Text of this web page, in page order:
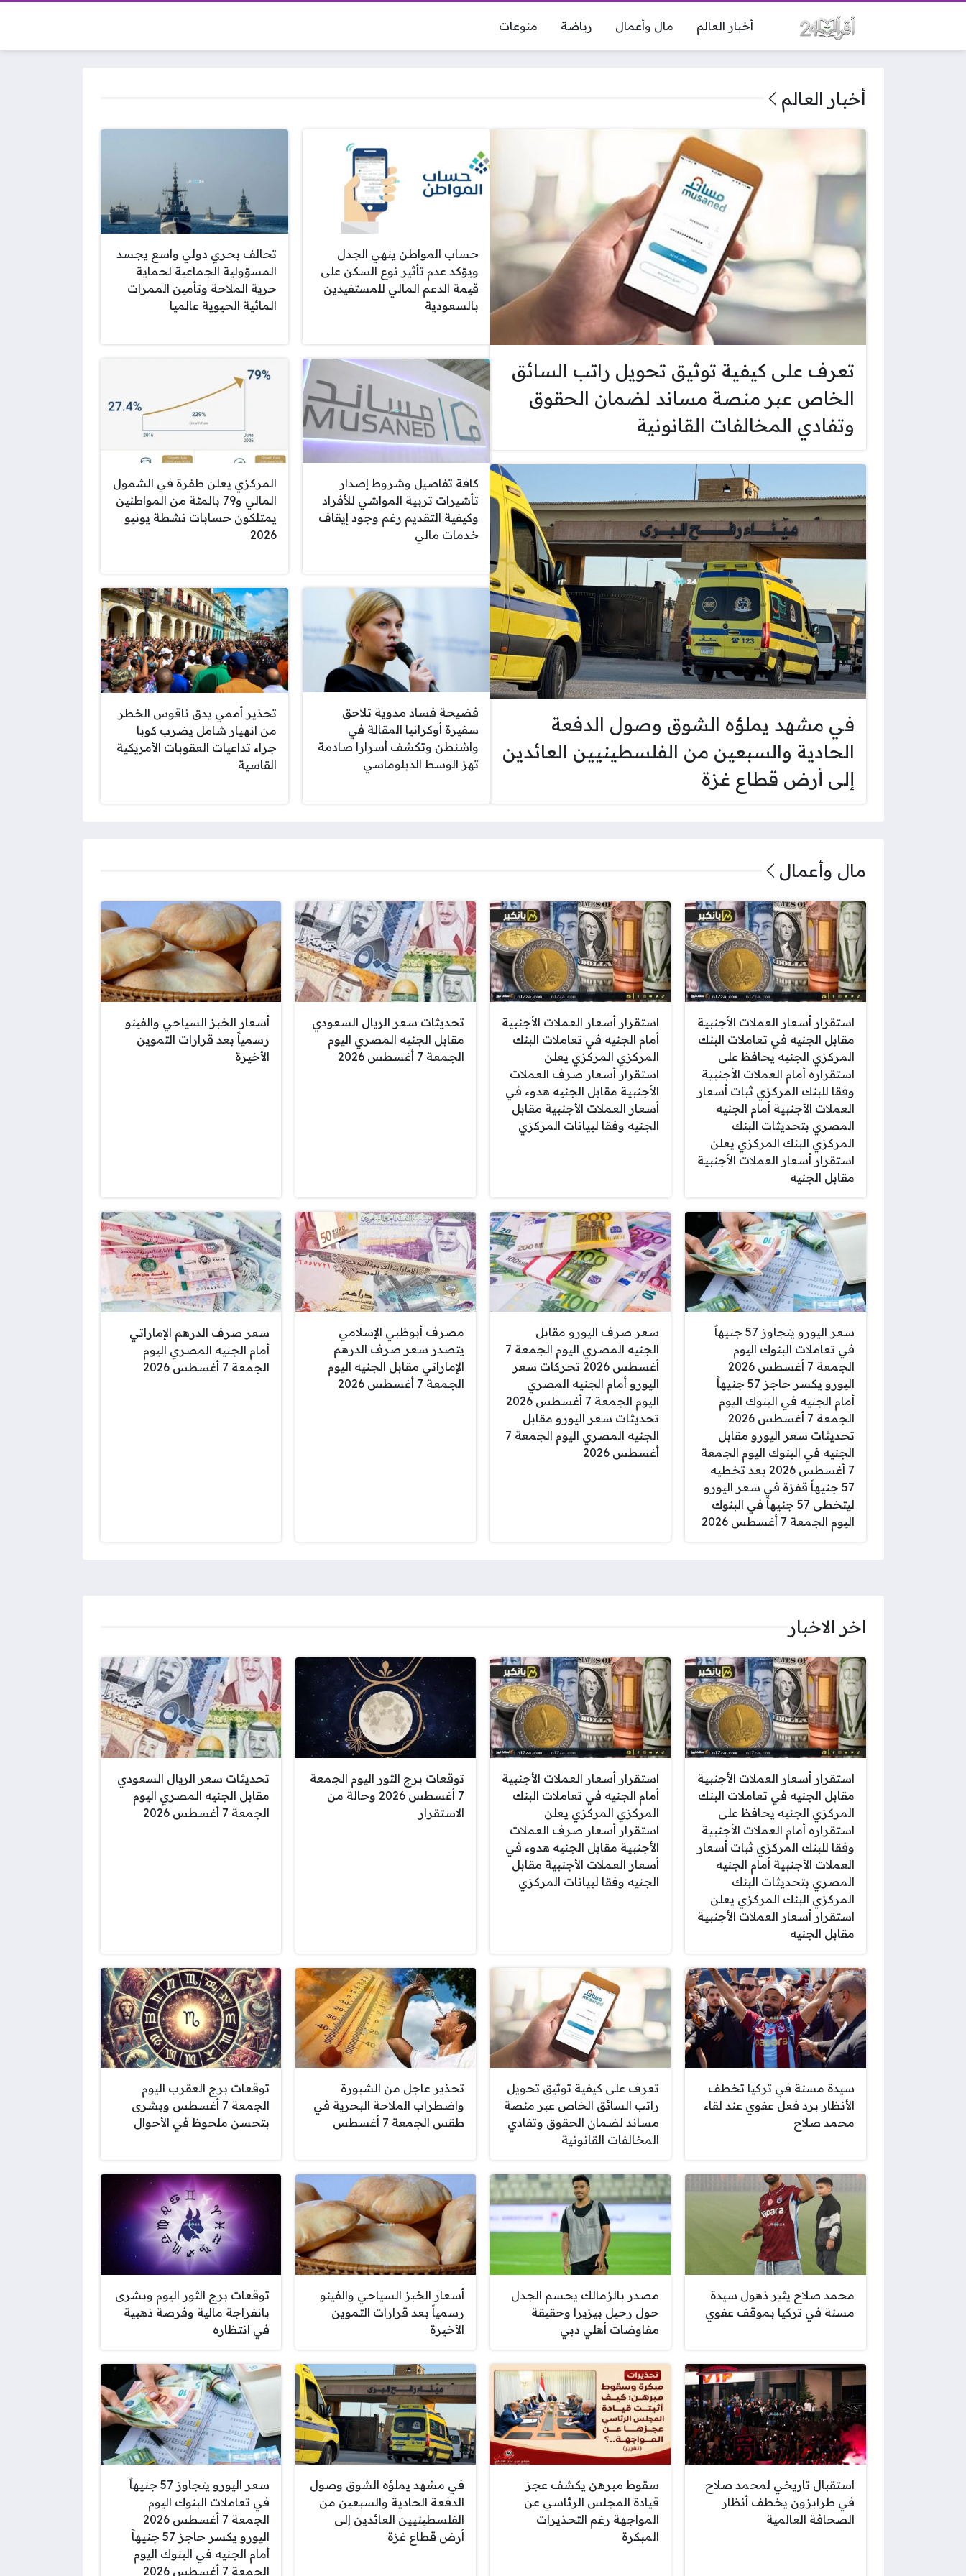
أخبار العالم مال وأعمال رياضة منوعات
أخبار العالم
تعرف على كيفية توثيق تحويل راتب السائق
الخاص عبر منصة مساند لضمان الحقوق
وتفادي المخالفات القانونية
في مشهد يملؤه الشوق وصول الدفعة
الحادية والسبعين من الفلسطينيين العائدين
إلى أرض قطاع غزة
حساب المواطن ينهي الجدل
ويؤكد عدم تأثير نوع السكن على
قيمة الدعم المالي للمستفيدين
بالسعودية
تحالف بحري دولي واسع يجسد
المسؤولية الجماعية لحماية
حرية الملاحة وتأمين الممرات
المائية الحيوية عالميا
كافة تفاصيل وشروط إصدار
تأشيرات تربية المواشي للأفراد
وكيفية التقديم رغم وجود إيقاف
خدمات مالي
المركزي يعلن طفرة في الشمول
المالي و79 بالمئة من المواطنين
يمتلكون حسابات نشطة يونيو
2026
فضيحة فساد مدوية تلاحق
سفيرة أوكرانيا المقالة في
واشنطن وتكشف أسرارا صادمة
تهز الوسط الدبلوماسي
تحذير أممي يدق ناقوس الخطر
من انهيار شامل يضرب كوبا
جراء تداعيات العقوبات الأمريكية
القاسية
مال وأعمال
استقرار أسعار العملات الأجنبية
مقابل الجنيه في تعاملات البنك
المركزي الجنيه يحافظ على
استقراره أمام العملات الأجنبية
وفقا للبنك المركزي ثبات أسعار
العملات الأجنبية أمام الجنيه
المصري بتحديثات البنك
المركزي البنك المركزي يعلن
استقرار أسعار العملات الأجنبية
مقابل الجنيه
استقرار أسعار العملات الأجنبية
أمام الجنيه في تعاملات البنك
المركزي المركزي يعلن
استقرار أسعار صرف العملات
الأجنبية مقابل الجنيه هدوء في
أسعار العملات الأجنبية مقابل
الجنيه وفقا لبيانات المركزي
تحديثات سعر الريال السعودي
مقابل الجنيه المصري اليوم
الجمعة 7 أغسطس 2026
أسعار الخبز السياحي والفينو
رسمياً بعد قرارات التموين
الأخيرة
سعر اليورو يتجاوز 57 جنيهاً
في تعاملات البنوك اليوم
الجمعة 7 أغسطس 2026
اليورو يكسر حاجز 57 جنيهاً
أمام الجنيه في البنوك اليوم
الجمعة 7 أغسطس 2026
تحديثات سعر اليورو مقابل
الجنيه في البنوك اليوم الجمعة
7 أغسطس 2026 بعد تخطيه
57 جنيهاً قفزة في سعر اليورو
ليتخطى 57 جنيهاً في البنوك
اليوم الجمعة 7 أغسطس 2026
سعر صرف اليورو مقابل
الجنيه المصري اليوم الجمعة 7
أغسطس 2026 تحركات سعر
اليورو أمام الجنيه المصري
اليوم الجمعة 7 أغسطس 2026
تحديثات سعر اليورو مقابل
الجنيه المصري اليوم الجمعة 7
أغسطس 2026
مصرف أبوظبي الإسلامي
يتصدر سعر صرف الدرهم
الإماراتي مقابل الجنيه اليوم
الجمعة 7 أغسطس 2026
سعر صرف الدرهم الإماراتي
أمام الجنيه المصري اليوم
الجمعة 7 أغسطس 2026
اخر الاخبار
استقرار أسعار العملات الأجنبية
مقابل الجنيه في تعاملات البنك
المركزي الجنيه يحافظ على
استقراره أمام العملات الأجنبية
وفقا للبنك المركزي ثبات أسعار
العملات الأجنبية أمام الجنيه
المصري بتحديثات البنك
المركزي البنك المركزي يعلن
استقرار أسعار العملات الأجنبية
مقابل الجنيه
استقرار أسعار العملات الأجنبية
أمام الجنيه في تعاملات البنك
المركزي المركزي يعلن
استقرار أسعار صرف العملات
الأجنبية مقابل الجنيه هدوء في
أسعار العملات الأجنبية مقابل
الجنيه وفقا لبيانات المركزي
توقعات برج الثور اليوم الجمعة
7 أغسطس 2026 وحالة من
الاستقرار
تحديثات سعر الريال السعودي
مقابل الجنيه المصري اليوم
الجمعة 7 أغسطس 2026
سيدة مسنة في تركيا تخطف
الأنظار برد فعل عفوي عند لقاء
محمد صلاح
تعرف على كيفية توثيق تحويل
راتب السائق الخاص عبر منصة
مساند لضمان الحقوق وتفادي
المخالفات القانونية
تحذير عاجل من الشبورة
واضطراب الملاحة البحرية في
طقس الجمعة 7 أغسطس
توقعات برج العقرب اليوم
الجمعة 7 أغسطس وبشرى
بتحسن ملحوظ في الأحوال
محمد صلاح يثير ذهول سيدة
مسنة في تركيا بموقف عفوي
مصدر بالزمالك يحسم الجدل
حول رحيل بيزيرا وحقيقة
مفاوضات أهلي دبي
أسعار الخبز السياحي والفينو
رسمياً بعد قرارات التموين
الأخيرة
توقعات برج الثور اليوم وبشرى
بانفراجة مالية وفرصة ذهبية
في انتظاره
استقبال تاريخي لمحمد صلاح
في طرابزون يخطف أنظار
الصحافة العالمية
سقوط مبرهن يكشف عجز
قيادة المجلس الرئاسي عن
المواجهة رغم التحذيرات
المبكرة
في مشهد يملؤه الشوق وصول
الدفعة الحادية والسبعين من
الفلسطينيين العائدين إلى
أرض قطاع غزة
سعر اليورو يتجاوز 57 جنيهاً
في تعاملات البنوك اليوم
الجمعة 7 أغسطس 2026
اليورو يكسر حاجز 57 جنيهاً
أمام الجنيه في البنوك اليوم
الجمعة 7 أغسطس 2026